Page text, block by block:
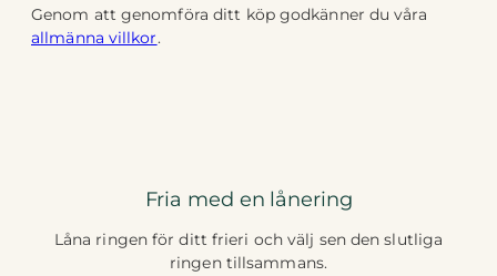
Genom att genomföra ditt köp godkänner du våra
allmänna villkor.
Fria med en lånering
Låna ringen för ditt frieri och välj sen den slutliga
ringen tillsammans.